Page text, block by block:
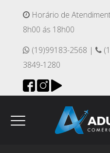
Horário de
8h00 ás 18h00
(19)99183-2568 |
3849-1280